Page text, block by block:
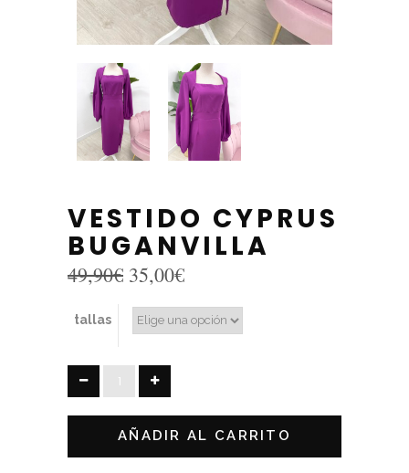
VESTIDO CYPRUS
BUGANVILLA
49,90€ El
precio
original
era:
35,00€El
actual
es:
tallas
VESTIDO
CYPRUS
AÑADIR AL CARRITO